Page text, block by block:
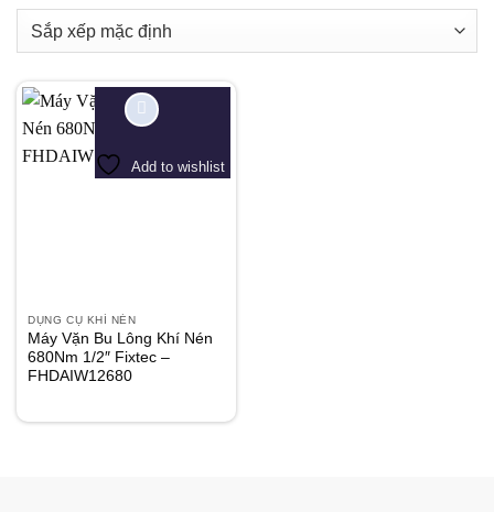
Add to wishlist
DỤNG CỤ KHÍ NÉN
Máy Vặn Bu Lông Khí Nén
680Nm 1/2″ Fixtec –
FHDAIW12680